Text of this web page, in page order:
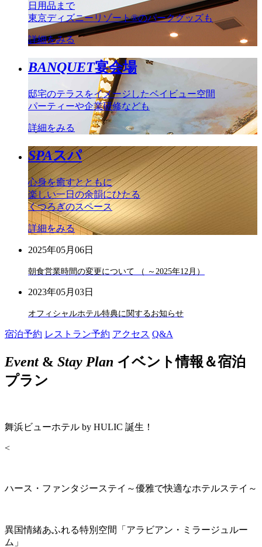
日用品まで
東京ディズニーリゾート®のパークグッズも
詳細をみる
BANQUET宴会場
邸宅のテラスをイメージしたベイビュー空間
パーティーや企業研修なども
詳細をみる
SPAスパ
心身を癒すとともに
楽しい一日の余韻にひたる
くつろぎのスペース
詳細をみる
2025年05月06日
朝食営業時間の変更について （ ～2025年12月）
2023年05月03日
オフィシャルホテル特典に関するお知らせ
宿泊予約 レストラン予約 アクセス Q&A
Event& Stay Plan イベント情報＆宿泊
プラン
舞浜ビューホテル by HULIC 誕生！
<
ハース・ファンタジーステイ～優雅で快適なホテルステイ～
異国情緒あふれる特別空間「アラビアン・ミラージュルー
ム」